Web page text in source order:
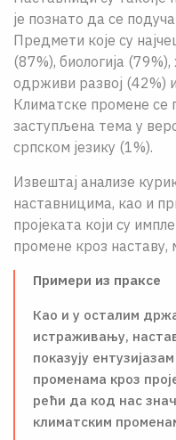
је познато да се
Предмети које су
(87%), биологија
одрживи развој (42%)
Климатске промене се
заступљена тема у
српском језику (1%).
Извештај анализе
наставницима, као и
пројеката који су
промене кроз
Примери из праксе
Као и у осталим
истраживању,
показују
променама кроз
рећи да код нас
климатским